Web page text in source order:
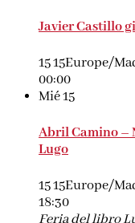
Javier Castillo
15 15Europe/
00:00
Mié15
Abril Camino –
Lugo
15 15Europe/
18:30
Feria del libro